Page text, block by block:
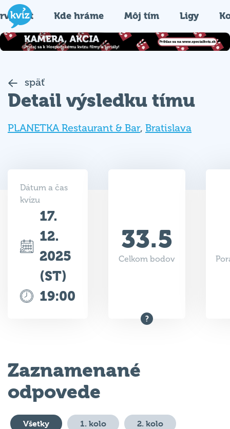
Kde hráme Môj tím Ligy
späť
Detail výsledku tímu
PLANETKA Restaurant & Bar, Bratislava
Dátum a čas
kvízu
17.
12.
2025
(ST)
19:00
33.5
Celkom bodov
Zaznamenané
odpovede
Všetky 1. kolo 2. kolo